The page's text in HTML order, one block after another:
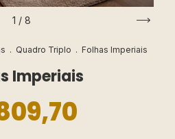
1 / 8
. Quadro Triplo . Folhas Imperiais
Imperiais